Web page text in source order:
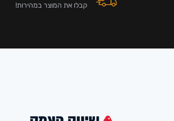
קבלו את המוצר במהירות!